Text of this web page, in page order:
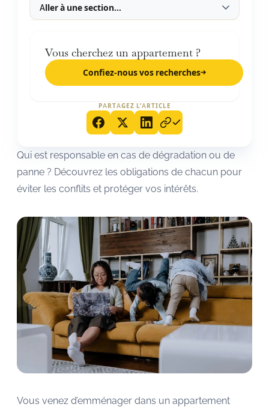
Qui est responsable en cas de dégradation ou de
panne ? Découvrez les obligations de chacun pour
éviter les conflits et protéger vos intérêts.
Vous venez d’emménager dans un appartement
Vous cherchez un appartement ?
Confiez-nous vos recherches
PARTAGEZ L’ARTICLE